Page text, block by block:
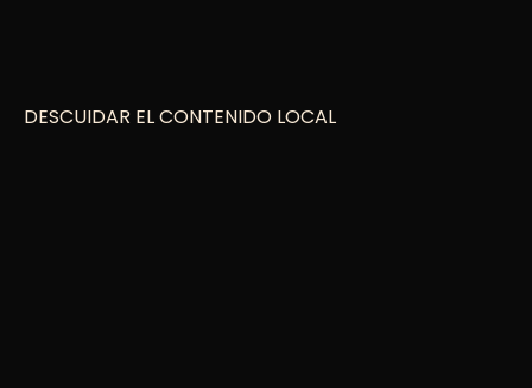
DESCUIDAR EL CONTENIDO LOCAL